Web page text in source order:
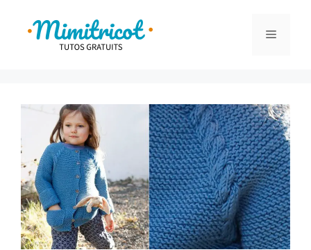
contenu
Menu